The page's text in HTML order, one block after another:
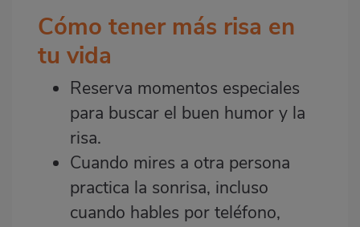
Cómo tener más risa en
tu vida
Reserva momentos especiales
para buscar el buen humor y la
risa.
Cuando mires a otra persona
practica la sonrisa, incluso
cuando hables por teléfono,